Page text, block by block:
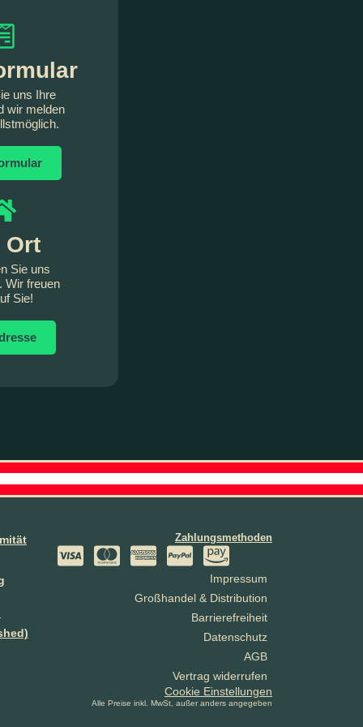
uns Ihre
wir melden
Ort
Sie uns
Wir freuen
Sie!
Zahlungsmethoden
Impressum
Großhandel & Distribution
Barrierefreiheit
Datenschutz
AGB
Vertrag widerrufen
Cookie Einstellungen
Alle Preise inkl. MwSt, außer anders angegeben